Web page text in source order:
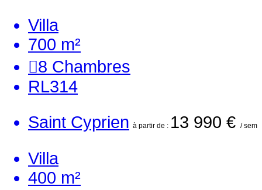
Villa
700 m²
8 Chambres
RL314
à partir de : 13 990 € / sem
Saint Cyprien
Villa
400 m²